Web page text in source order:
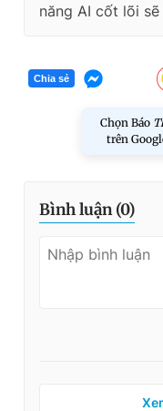
năng AI cốt lõi
Chia sẻ
Chọn Báo
trên
Bình luận (0)